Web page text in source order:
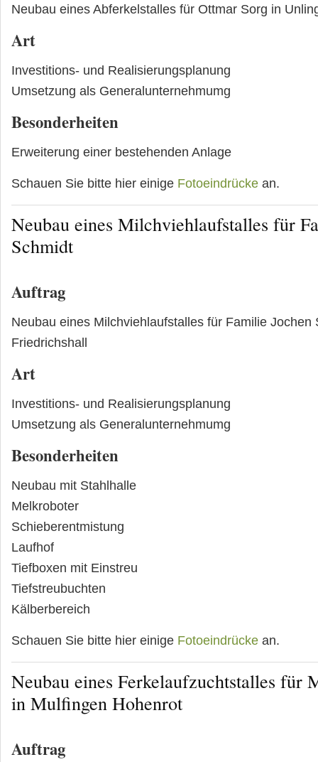
Neubau eines Abferkelstalles für Ottmar Sorg in
Art
Investitions- und Realisierungsplanung
Umsetzung als Generalunternehmumg
Besonderheiten
Erweiterung einer bestehenden Anlage
Schauen Sie bitte hier einige Fotoeindrücke an.
Neubau eines Milchviehlaufstalles für
Schmidt
Auftrag
Neubau eines Milchviehlaufstalles für Familie Jochen
Friedrichshall
Art
Investitions- und Realisierungsplanung
Umsetzung als Generalunternehmumg
Besonderheiten
Neubau mit Stahlhalle
Melkroboter
Schieberentmistung
Laufhof
Tiefboxen mit Einstreu
Tiefstreubuchten
Kälberbereich
Schauen Sie bitte hier einige Fotoeindrücke an.
Neubau eines Ferkelaufzuchtstalles für
in Mulfingen Hohenrot
Auftrag